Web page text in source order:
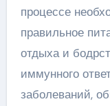
процессе
правильное
отдыха и
иммунного
заболеваний,